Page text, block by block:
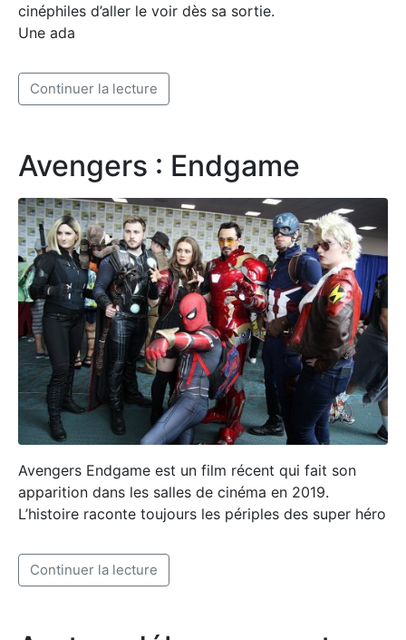
cinéphiles d’aller le voir dès sa sortie.
Une ada
Avengers : Endgame
Avengers Endgame est un film récent qui fait son
apparition dans les salles de cinéma en 2019.
L’histoire raconte toujours les périples des super héro